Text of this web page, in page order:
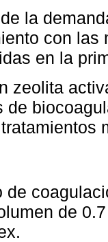
la
con
en la
zeolita
de
de
de